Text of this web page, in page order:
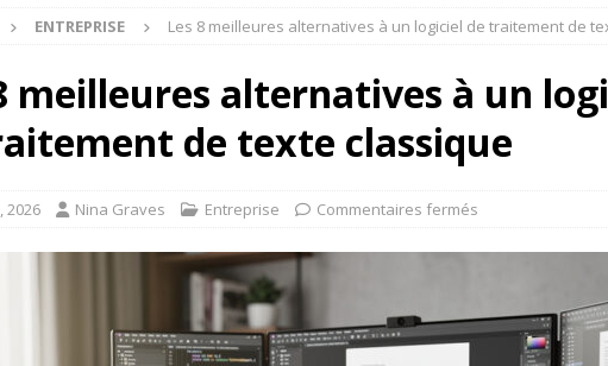
ENTREPRISE Les 8 meilleures alternatives à un logiciel de traitement de
meilleures alternatives à un
de texte classique
2026 Nina Graves Entreprise Commentaires fermés